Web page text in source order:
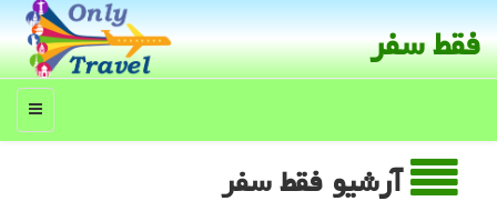
فقط سفر
منو
آرشیو فقط سفر